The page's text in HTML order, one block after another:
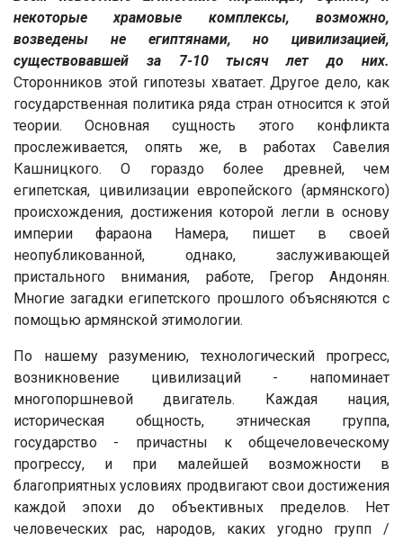
некоторые храмовые комплексы, возможно,
возведены не египтянами, но цивилизацией,
существовавшей за 7-10 тысяч лет до них.
Сторонников этой гипотезы хватает. Другое дело, как
государственная политика ряда стран относится к этой
теории. Основная сущность этого конфликта
прослеживается, опять же, в работах Савелия
Кашницкого. О гораздо более древней, чем
египетская, цивилизации европейского (армянского)
происхождения, достижения которой легли в основу
империи фараона Намера, пишет в своей
неопубликованной, однако, заслуживающей
пристального внимания, работе, Грегор Андонян.
Многие загадки египетского прошлого объясняются с
помощью армянской этимологии.
По нашему разумению, технологический прогресс,
возникновение цивилизаций - напоминает
многопоршневой двигатель. Каждая нация,
историческая общность, этническая группа,
государство - причастны к общечеловеческому
прогрессу, и при малейшей возможности в
благоприятных условиях продвигают свои достижения
каждой эпохи до объективных пределов. Нет
человеческих рас, народов, каких угодно групп /